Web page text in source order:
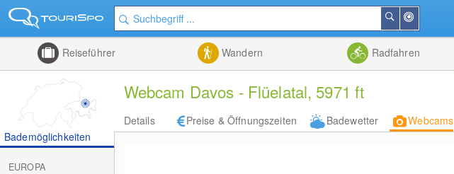
der
Suchen
Reiseführer Wandern Radfahren
Webcam Davos - Flüelatal, 5971 ft
Details Preise & Öffnungszeiten Badewetter Webcams
Bademöglichkeiten
EUROPA